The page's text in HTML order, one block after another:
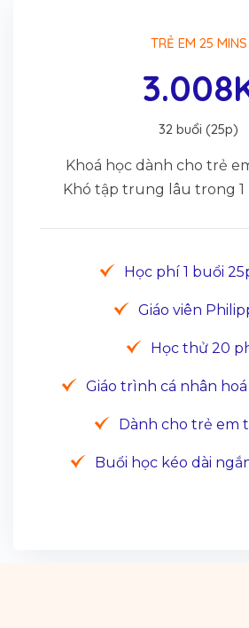
TRẺ EM 25 MINS
32 buổi (25p)
Khoá học dành cho trẻ
Khó tập trung lâu trong 1
Học phí 1 buổi
Giáo viên
Học thử 20
Giáo trình cá nhân
Dành cho trẻ em
Buổi học kéo dài